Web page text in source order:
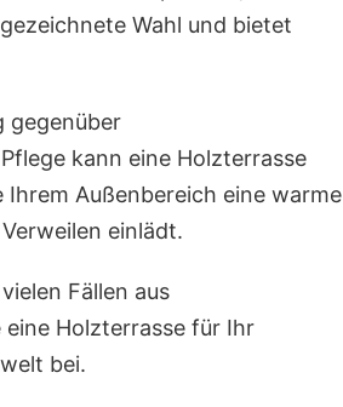
Wahl und bietet
gegenüber
kann eine Holzterrasse
Außenbereich eine warme
einlädt.
Fällen aus
Holzterrasse für Ihr
bei.